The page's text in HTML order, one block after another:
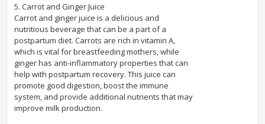
5. Carrot and Ginger Juice
Carrot and ginger juice is a delicious and
nutritious beverage that can be a part of a
postpartum diet. Carrots are rich in vitamin A,
which is vital for breastfeeding mothers, while
ginger has anti-inflammatory properties that can
help with postpartum recovery. This juice can
promote good digestion, boost the immune
system, and provide additional nutrients that may
improve milk production.